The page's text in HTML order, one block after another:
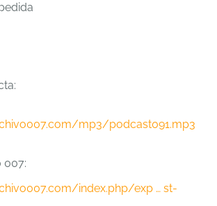
mp3/podcast091.mp3
007:
index.php/exp … st-